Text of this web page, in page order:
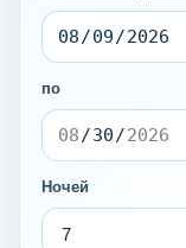
по
Ночей